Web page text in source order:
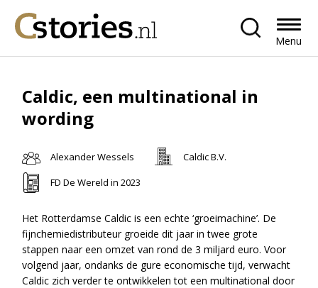
Menu
Caldic, een multinational in
wording
Alexander Wessels
Caldic B.V.
FD De Wereld in 2023
Het Rotterdamse Caldic is een echte ‘groeimachine’. De
fijnchemiedistributeur groeide dit jaar in twee grote
stappen naar een omzet van rond de 3 miljard euro. Voor
volgend jaar, ondanks de gure economische tijd, verwacht
Caldic zich verder te ontwikkelen tot een multinational door